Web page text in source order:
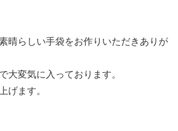
晴らしい手袋をお作りいただきありが
大変気に入っております。
げます。